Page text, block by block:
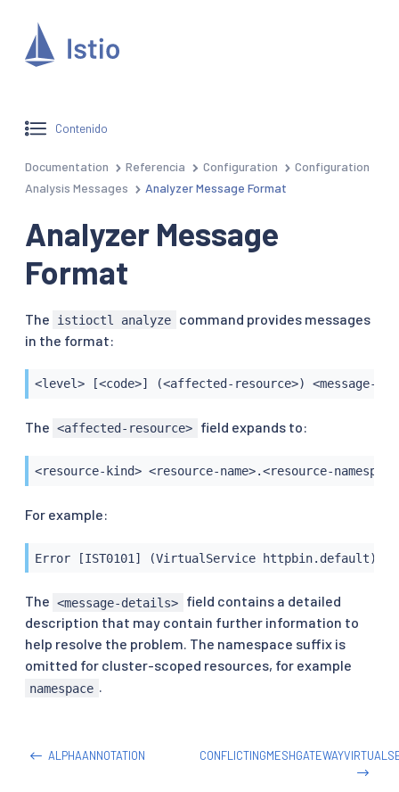
Contenido
Documentation Referencia Configuration
Configuration
Analysis Messages
Analyzer Message Format
Analyzer Message
Format
The istioctl analyze
command provides messages
in the format:
<level> [<code>] (<affected-resource>) <message-
The <affected-resource> field expands to:
<resource-kind> <resource-name>.<resource-
For example:
Error [IST0101] (VirtualService httpbin.default)
The <message-details>
field contains a detailed
description that may contain further information to
help resolve the problem. The namespace suffix is
omitted for cluster-scoped resources, for example
namespace .
ALPHAANNOTATION